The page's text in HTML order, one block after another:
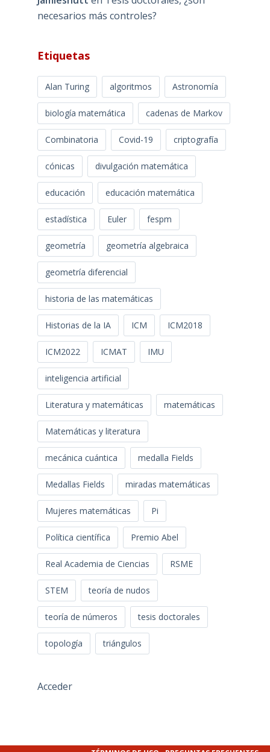
necesarios más controles?
Etiquetas
Alan Turing algoritmos Astronomía
biología matemática cadenas de Markov
Combinatoria Covid-19 criptografía
cónicas divulgación matemática
educación educación matemática
estadística Euler fespm
geometría geometría algebraica
geometría diferencial
historia de las matemáticas
Historias de la IA ICM ICM2018
ICM2022 ICMAT IMU
inteligencia artificial
Literatura y matemáticas matemáticas
Matemáticas y literatura
mecánica cuántica medalla Fields
Medallas Fields miradas matemáticas
Mujeres matemáticas Pi
Política científica Premio Abel
Real Academia de Ciencias RSME
STEM teoría de nudos
teoría de números tesis doctorales
topología triángulos
Acceder